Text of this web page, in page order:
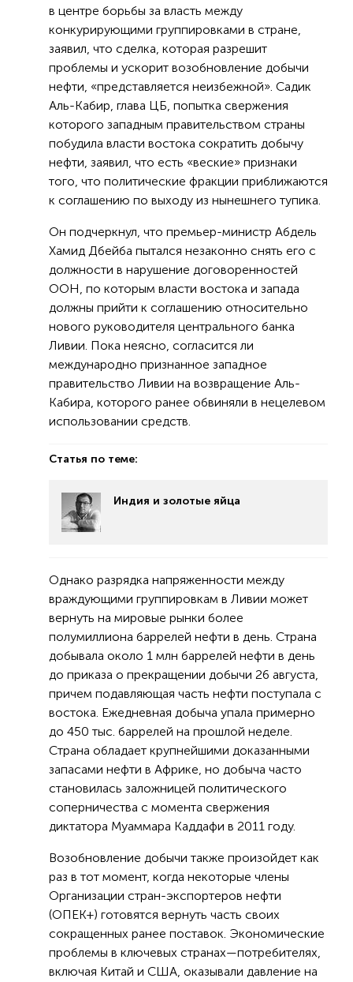
в центре борьбы за власть между
конкурирующими группировками в стране,
заявил, что сделка, которая разрешит
проблемы и ускорит возобновление добычи
нефти, «представляется неизбежной». Садик
Аль-Кабир, глава ЦБ, попытка свержения
которого западным правительством страны
побудила власти востока сократить добычу
нефти, заявил, что есть «веские» признаки
того, что политические фракции приближаются
к соглашению по выходу из нынешнего тупика.
Он подчеркнул, что премьер-министр Абдель
Хамид Дбейба пытался незаконно снять его с
должности в нарушение договоренностей
ООН, по которым власти востока и запада
должны прийти к соглашению относительно
нового руководителя центрального банка
Ливии. Пока неясно, согласится ли
международно признанное западное
правительство Ливии на возвращение Аль-
Кабира, которого ранее обвиняли в нецелевом
использовании средств.
Статья по теме:
Индия и золотые яйца
Однако разрядка напряженности между
враждующими группировкам в Ливии может
вернуть на мировые рынки более
полумиллиона баррелей нефти в день. Страна
добывала около 1 млн баррелей нефти в день
до приказа о прекращении добычи 26 августа,
причем подавляющая часть нефти поступала с
востока. Ежедневная добыча упала примерно
до 450 тыс. баррелей на прошлой неделе.
Страна обладает крупнейшими доказанными
запасами нефти в Африке, но добыча часто
становилась заложницей политического
соперничества с момента свержения
диктатора Муаммара Каддафи в 2011 году.
Возобновление добычи также произойдет как
раз в тот момент, когда некоторые члены
Организации стран-экспортеров нефти
(ОПЕК+) готовятся вернуть часть своих
сокращенных ранее поставок. Экономические
проблемы в ключевых странах—потребителях,
включая Китай и США, оказывали давление на